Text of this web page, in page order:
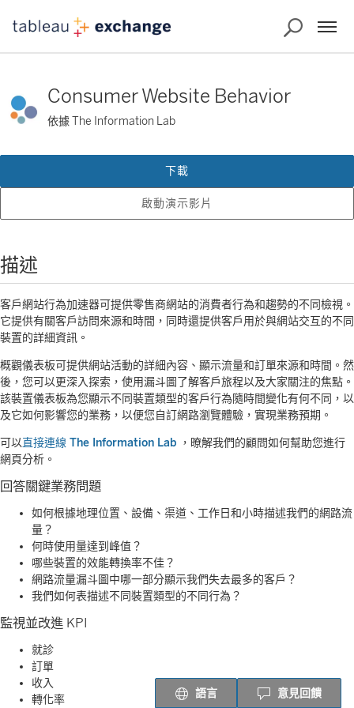
Consumer Website Behavior
依據 The Information Lab
啟動演示影片
下載
描述
客戶網站行為加速器可提供零售商網站的消費者行為和趨勢的不同檢視。
它提供有關客戶訪問來源和時間，同時還提供客戶用於與網站交互的不同
裝置的詳細資訊。
概觀儀表板可提供網站活動的詳細內容、顯示流量和訂單來源和時間。然
後，您可以更深入探索，使用漏斗圖了解客戶旅程以及大家關注的焦點。
該裝置儀表板為您顯示不同裝置類型的客戶行為隨時間變化有何不同，以
及它如何影響您的業務，以便您自訂網路瀏覽體驗，實現業務預期。
可以直接連線 The Information Lab ，暸解我們的顧問如何幫助您進行
網頁分析。
回答關鍵業務問題
如何根據地理位置、設備、渠道、工作日和小時描述我們的網路流
量？
何時使用量達到峰值？
哪些裝置的效能轉換率不佳？
網路流量漏斗圖中哪一部分顯示我們失去最多的客戶？
我們如何表描述不同裝置類型的不同行為？
監視並改進 KPI
就診
訂單
收入
轉化率
語言 意見回饋